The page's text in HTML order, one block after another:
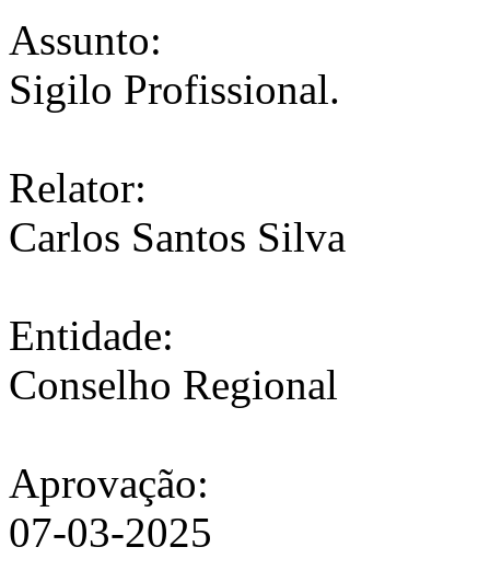
Assunto:
Sigilo Profissional.
Relator:
Carlos Santos Silva
Entidade:
Conselho Regional
Aprovação:
07-03-2025